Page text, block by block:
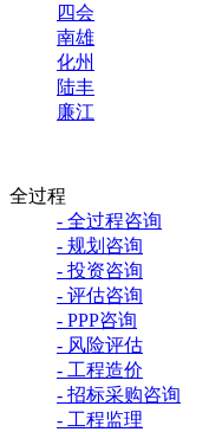
四会
南雄
化州
陆丰
廉江
全过程
- 全过程咨询
- 规划咨询
- 投资咨询
- 评估咨询
- PPP咨询
- 风险评估
- 工程造价
- 招标采购咨询
- 工程监理